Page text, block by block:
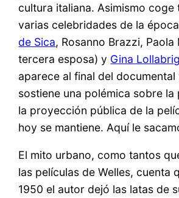
cultura italiana. Asimismo coge
varias celebridades de la
de Sica, Rosanno Brazzi, Paola
tercera esposa) y Gina
aparece al final del
sostiene una polémica sobre
la proyección pública de la
hoy se mantiene. Aquí le
El mito urbano, como tantos
las películas de Welles, cuenta
1950 el autor dejó las latas de